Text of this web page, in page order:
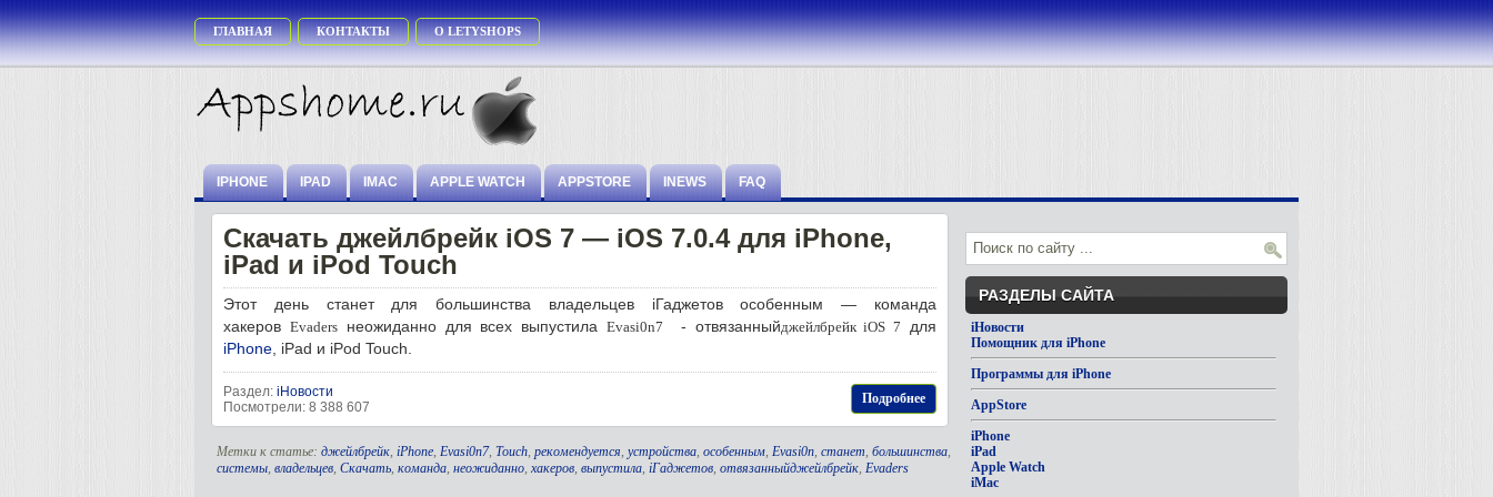
ГЛАВНАЯ КОНТАКТЫ О LETYSHOPS
IPHONE IPAD IMAC APPLE WATCH APPSTORE INEWS FAQ
Скачать джейлбрейк iOS 7 — iOS 7.0.4 для iPhone,
iPad и iPod Touch
Этот день станет для большинства владельцев iГаджетов особенным — команда
хакеров Evadersнеожиданно для всех выпустилаEvasi0n7 - отвязанныйджейлбрейк iOS 7
для
iPhone , iPad и iPod Touch.
Раздел: iНовости
Посмотрели: 8 388 607
Подробнее
Метки к статье: джейлбрейк, iPhone, Evasi0n7, Touch, рекомендуется, устройства, особенным, Evasi0n, станет, большинства,
системы, владельцев, Скачать, команда, неожиданно, хакеров, выпустила, iГаджетов, отвязанныйджейлбрейк, Evaders
РАЗДЕЛЫ САЙТА
iНовости
Помощник для iPhone
Программы для iPhone
AppStore
iPhone
iPad
Apple Watch
iMac